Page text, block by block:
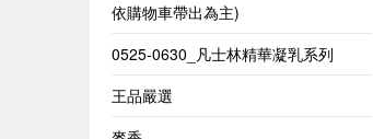
依購物車帶出為主)​
0525-0630_凡士林精華凝乳系列
王品嚴選